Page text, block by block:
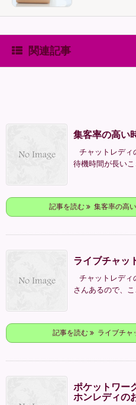
関連記事
集客率の高い
チャットレディ
待機時間が長い
記事を読む 集客率の高い
ライブチャッ
チャットレディ
さんあるので、
記事を読む ライブチャ
ポケットワー
ホンレディの